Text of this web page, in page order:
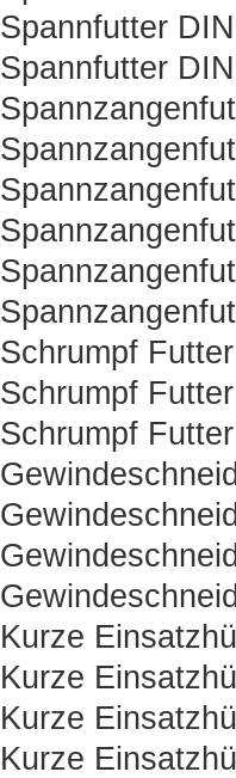
Spannfutter
Spannfutter
Schrumpf
Schrumpf
Schrumpf
Kurze
Kurze
Kurze
Kurze